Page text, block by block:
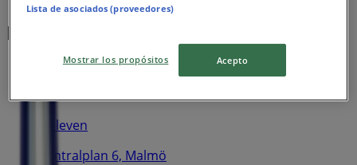
Närmaste butiker
7 eleven
Centralplan 6, Malmö
Lista de asociados (proveedores)
Mostrar los propósitos Acepto